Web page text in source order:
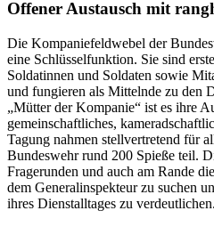
Offener Austausch mit
Die Kompaniefeldwebel der
eine Schlüsselfunktion. Sie sind
Soldatinnen und Soldaten sowie
und fungieren als Mittelnde zu den
„Mütter der Kompanie“ ist es ihre
gemeinschaftliches,
Tagung nahmen stellvertretend für
Bundeswehr rund 200 Spieße teil.
Fragerunden und auch am Rande
dem Generalinspekteur zu suchen
ihres Dienstalltages zu verdeutlichen.